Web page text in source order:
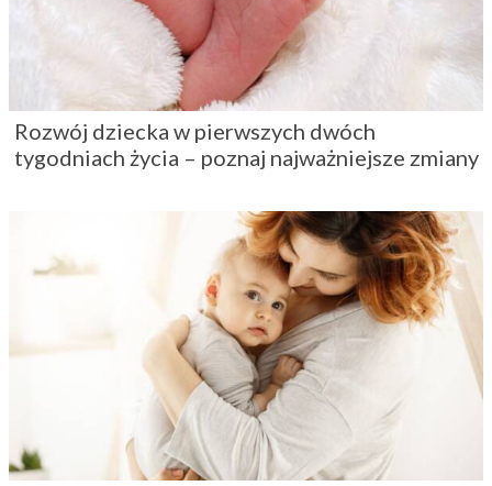
Rozwój dziecka w pierwszych dwóch
tygodniach życia – poznaj najważniejsze zmiany